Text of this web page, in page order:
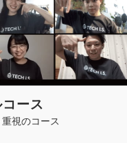
ース
視のコース